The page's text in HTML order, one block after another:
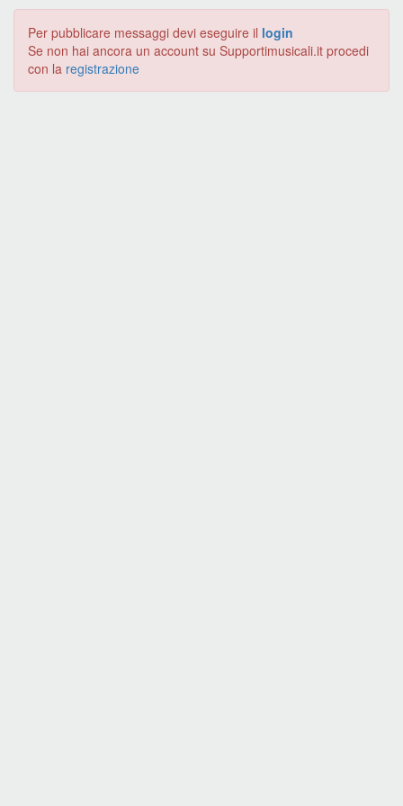
Per pubblicare messaggi devi eseguire il login
Se non hai ancora un account su Supportimusicali.it procedi
con la registrazione